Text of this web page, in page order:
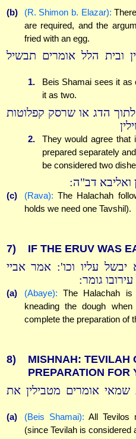
(b) (R. Shimon b. Elazar):
are required, and the
fried with an egg.
ובית הלל אומרים תבשיל
1.
Beis Shamai sees it as
it as two.
הדג או שרסק קפלוטות
2.
They would agree that
prepared separately
be considered two
דב"ה:
(c) (Rava): The Halachah
holds we need one Tavshil).
7) IF THE ERUV WAS
עליו וכו': אמר אביי
גומר:
(a) (Abaye): The Halachah
kneading the dough
complete the preparation of
8)
MISHNAH: TEVILAH
PREPARATION FOR
אומרים מטבילין את
(a) (Beis Shamai): All Tevilos
(since Tevilah is considered